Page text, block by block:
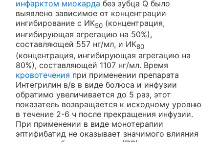
инфарктом миокарда без зубца Q было
выявлено зависимое от концентрации
ингибирование с ИК50 (концентрация,
ингибирующая агрегацию на 50%),
составляющей 557 нг/мл, и ИК80
(концентрация, ингибирующая агрегацию на
80%), составляющей 1107 нг/мл. Время
кровотечения при применении препарата
Интегрилин в/в в виде болюса и инфузии
обратимо увеличивается до 5 раз, этот
показатель возвращается к исходному уровню
в течение 2-6 ч после прекращения инфузии.
При применении в виде монотерапии
эптифибатид не оказывает значимого влияния